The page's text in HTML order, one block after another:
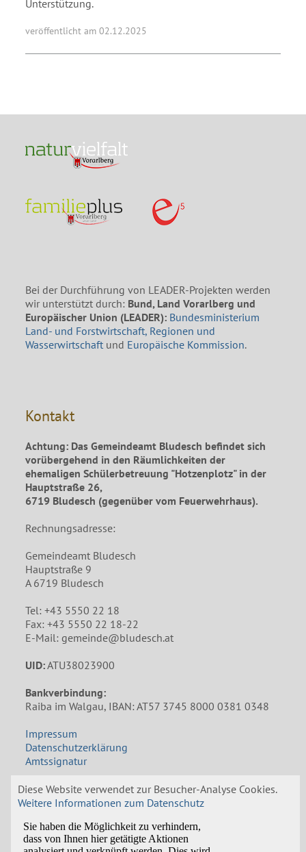
Diese Website verwendet zur Besucher-Analyse Cookies.
Weitere Informationen zum Datenschutz
Unterstützung.
veröffentlicht am 02.12.2025
Bei der Durchführung von LEADER-Projekten werden
wir unterstützt durch: Bund, Land Vorarlberg und
Europäischer Union (LEADER): Bundesministerium
Land- und Forstwirtschaft, Regionen und
Wasserwirtschaft und Europäische Kommission.
Kontakt
Achtung: Das Gemeindeamt Bludesch befindet sich
vorübergehend in den Räumlichkeiten der
ehemaligen Schülerbetreuung "Hotzenplotz" in der
Hauptstraße 26,
6719 Bludesch (gegenüber vom Feuerwehrhaus).
Rechnungsadresse:
Gemeindeamt Bludesch
Hauptstraße 9
A 6719 Bludesch
Tel: +43 5550 22 18
Fax: +43 5550 22 18-22
E-Mail: gemeinde@bludesch.at
UID:ATU38023900
Bankverbindung:
Raiba im Walgau, IBAN: AT57 3745 8000 0381 0348
Impressum
Datenschutzerklärung
Amtssignatur
Öffnungszeiten Gemeindeamt
Mo: 8:00 bis 12:00 und 14:00 bis 18:00 Uhr
Di: 8:30 bis 12:00 Uhr
Mi: 8:00 bis 12:00 Uhr, Nachmittags nach